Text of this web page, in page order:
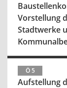
Vorstellung
Stadtwerke
Ö 5
Aufstellung